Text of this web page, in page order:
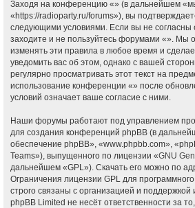
Заходя на конференцию «» (в дальнейшем
«https://radioparty.ru/forums»), вы
следующими условиями. Если вы не согласны
заходите и не пользуйтесь форумами «». Мы
изменять эти правила в любое время и
уведомить вас об этом, однако с вашей
регулярно просматривать этот текст на
использование конференции «» после
условий означает ваше согласие с ними.
Наши форумы работают под управлением
для создания конференций phpBB (в
обеспечение phpBB», «www.phpbb.com»,
Teams»), выпущенного по лицензии «GNU
дальнейшем «GPL»). Скачать его можно по
Ограничения лицензии GPL для
строго связаны с организацией и
phpBB Limited не несёт ответственности за